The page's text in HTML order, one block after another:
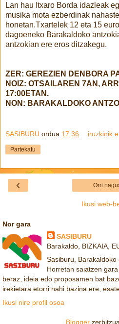
Lan hau Itxaro Borda idazleak
musika mota ezberdinak
honetan.Txartelek 12 eta 15
dagoeneko Barakaldoko
antzokian ere eros ditzakegu.
ZER: GEREZIEN DENBORA
NOIZ: OTSAILAREN 7AN,
17:00ETAN.
NON: BARAKALDOKO
SASIBURU ordua 17:36 iruzkinik
Partekatu
‹ Orri
Ikusi web-
Nor gara
SASIBURU
Barakaldo, BIZKAIA,
Sasiburu,
Horretan saiatzen
beraz, ideia edo proposamen bat
irekietara etorri nahi bazina ere,
Ikusi nire profil osoa
Blogger